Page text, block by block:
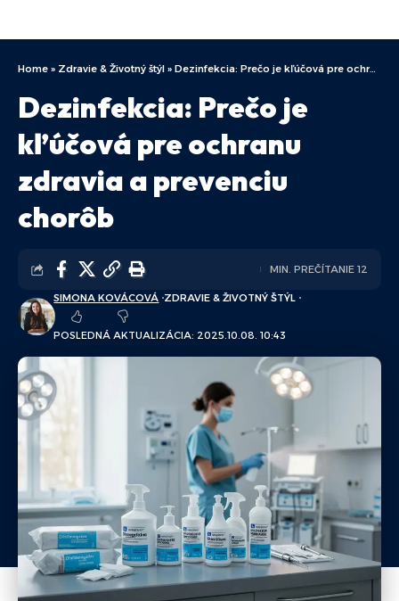
Home » Zdravie & Životný štýl » Dezinfekcia: Prečo je kľúčová pre ochranu zdravia a prevenciu chorôb
Dezinfekcia: Prečo je
kľúčová pre ochranu
zdravia a prevenciu
chorôb
POSLEDNÁ AKTUALIZÁCIA: 2025.10.08. 10:43
SIMONA KOVÁCOVÁ ZDRAVIE & ŽIVOTNÝ ŠTÝL
MIN. PREČÍTANIE 12